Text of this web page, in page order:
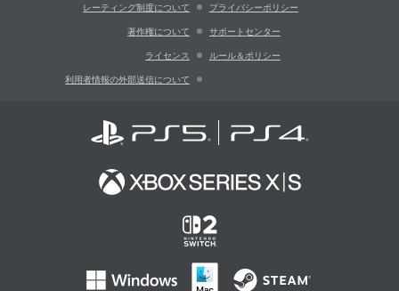
レーティング制度について プライバシーポリシー
著作権について サポートセンター
ライセンス ルール＆ポリシー
利用者情報の外部送信について